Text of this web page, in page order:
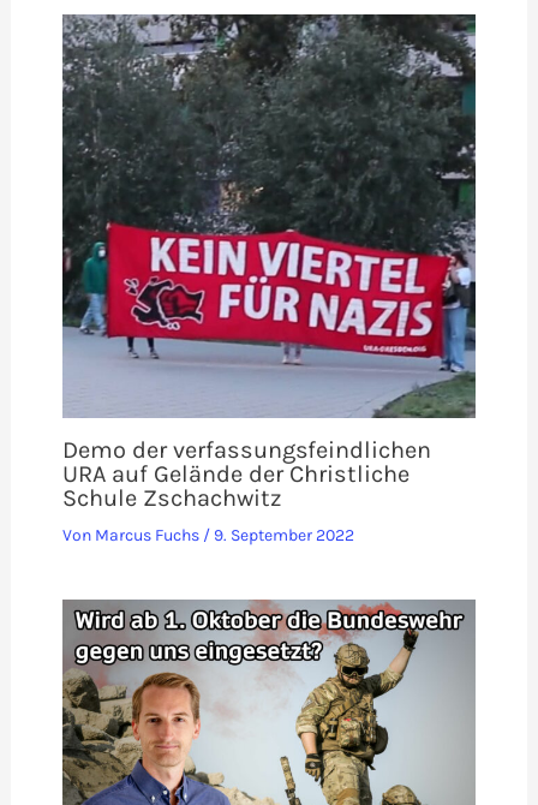
Demo der verfassungsfeindlichen
URA auf Gelände der Christliche
Schule Zschachwitz
Von Marcus Fuchs / 9. September 2022